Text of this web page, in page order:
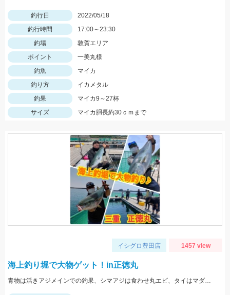
釣行日
2022/05/18
釣行時間
17:00～23:30
釣場
敦賀エリア
ポイント
一美丸様
釣魚
マイカ
釣り方
イカメタル
釣果
マイカ9～27杯
サイズ
マイカ胴長約30ｃｍまで
イシグロ豊田店 1457 view
海上釣り堀で大物ゲット！in正徳丸
青物は活きアジメインでの釣果、シマアジは食わせ丸エビ、タイはマダイイエローが効果的でした。